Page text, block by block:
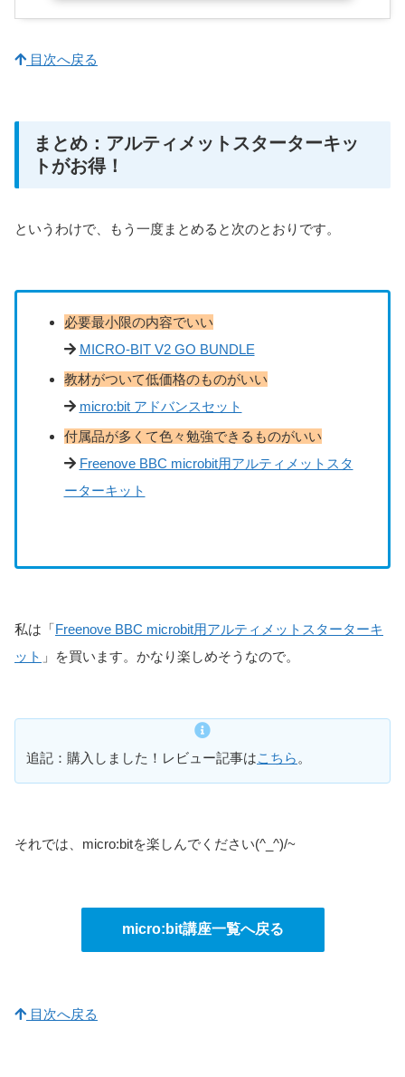
目次へ戻る
まとめ：アルティメットスターターキッ
トがお得！
というわけで、もう一度まとめると次のとおりです。
必要最小限の内容でいい
MICRO-BIT V2 GO BUNDLE
教材がついて低価格のものがいい
micro:bit アドバンスセット
付属品が多くて色々勉強できるものがいい
Freenove BBC microbit用アルティメットスタ
ーターキット
私は「Freenove BBC microbit用アルティメットスターターキ
ット 」を買います。かなり楽しめそうなので。
追記：購入しました！レビュー記事はこちら 。
それでは、micro:bitを楽しんでください(^_^)/~
micro:bit講座一覧へ戻る
目次へ戻る